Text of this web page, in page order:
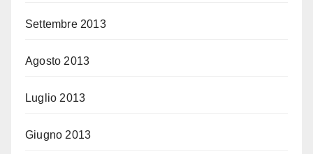
Settembre 2013
Agosto 2013
Luglio 2013
Giugno 2013